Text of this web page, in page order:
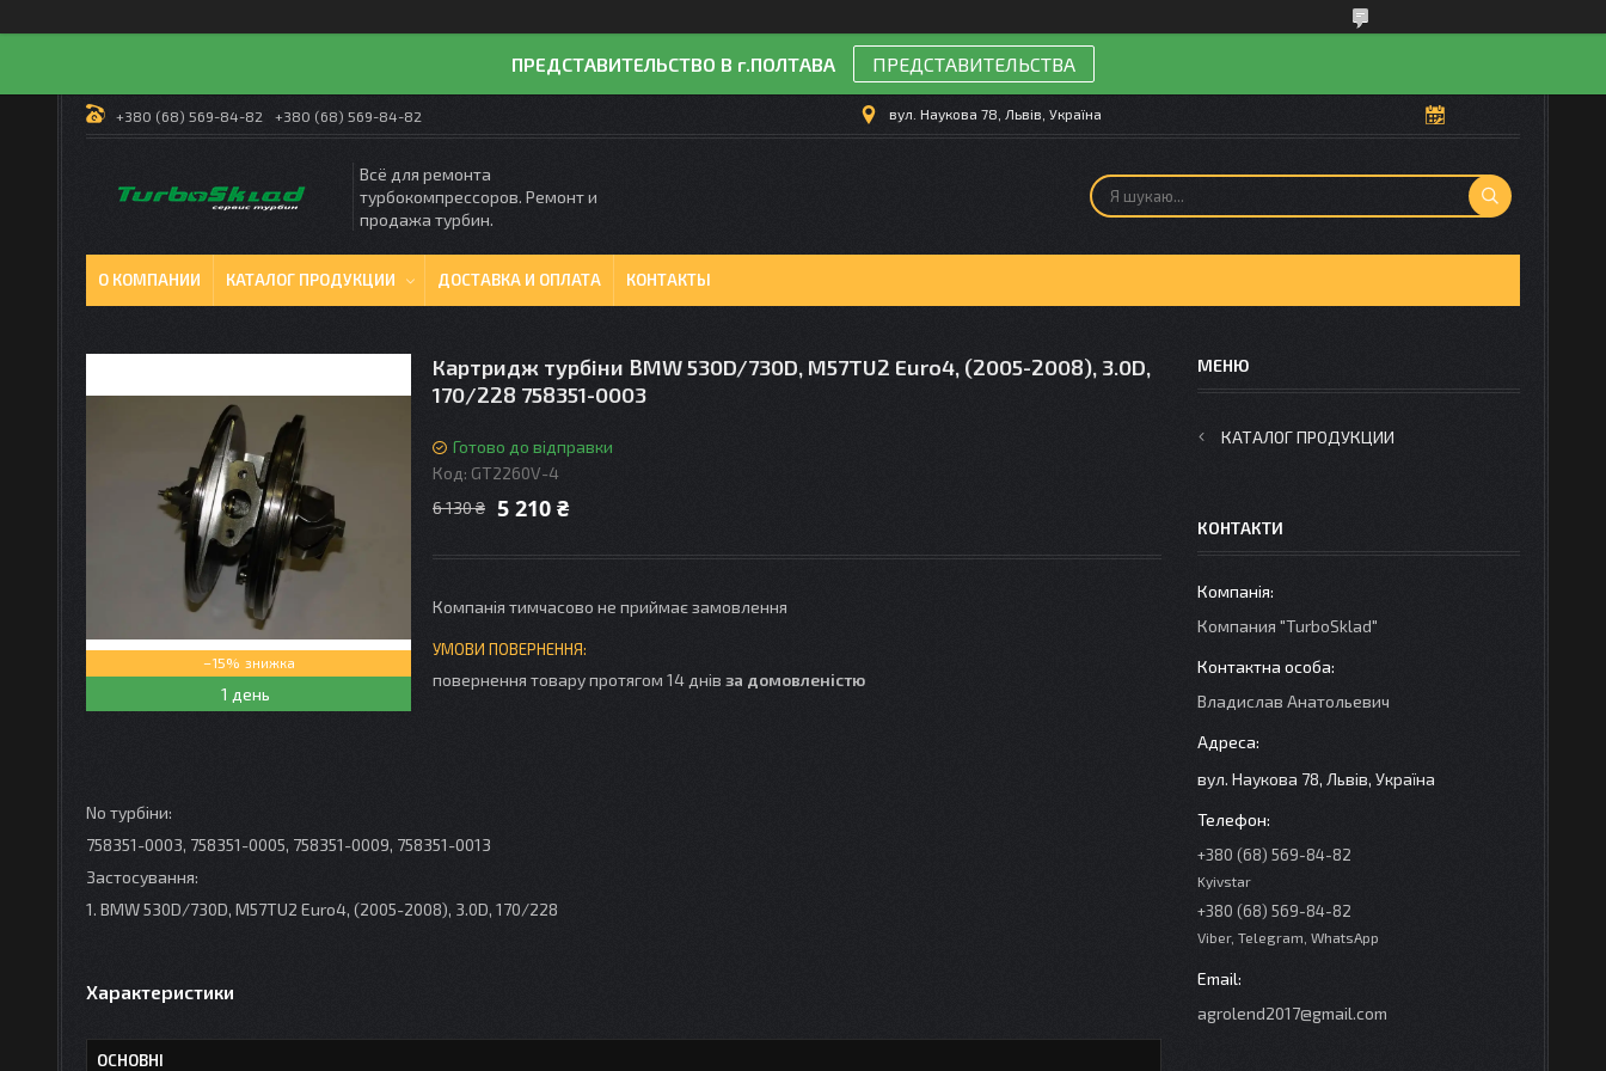
ПРЕДСТАВИТЕЛЬСТВО В г.ПОЛТАВА ПРЕДСТАВИТЕЛЬСТВА
+380 (68) 569-84-82 +380 (68) 569-84-82 вул. Наукова 78, Львів, Україна
Всё для ремонта
турбокомпрессоров. Ремонт и
продажа турбин.
О КОМПАНИИ КАТАЛОГ ПРОДУКЦИИ ДОСТАВКА И ОПЛАТА КОНТАКТЫ
–15%
1 день
Картридж турбіни BMW 530D/730D, M57TU2 Euro4, (2005-2008), 3.0D,
170/228 758351-0003
Готово до відправки
Код: GT2260V-4
6 130 ₴ 5 210 ₴
Компанія тимчасово не приймає замовлення
повернення товару протягом 14 днів за домовленістю
No турбіни:
758351-0003, 758351-0005, 758351-0009, 758351-0013
Застосування:
1. BMW 530D/730D, M57TU2 Euro4, (2005-2008), 3.0D, 170/228
Характеристики
ОСНОВНІ
КАТАЛОГ ПРОДУКЦИИ
КОНТАКТИ
Компания "TurboSklad"
Владислав Анатольевич
вул. Наукова 78, Львів, Україна
+380 (68) 569-84-82
Kyivstar
+380 (68) 569-84-82
Viber, Telegram, WhatsApp
agrolend2017@gmail.com